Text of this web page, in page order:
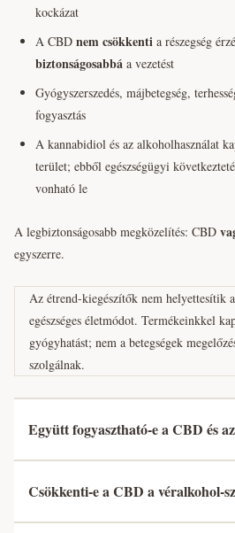
kockázat
A CBD nem csökkenti a részegség
biztonságosabbá a vezetést
Gyógyszerszedés, májbetegség,
fogyasztás
A kannabidiol és az alkoholhasználat
terület; ebből egészségügyi
vonható le
A legbiztonságosabb megközelítés: CBD
egyszerre.
Az étrend-kiegészítők nem helyettesítik
egészséges életmódot. Termékeinkkel
gyógyhatást; nem a betegségek
szolgálnak.
Együtt fogyasztható-e a CBD és
Csökkenti-e a CBD a véralkohol-